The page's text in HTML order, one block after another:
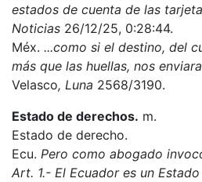
estados de cuenta de las
Noticias 26/12/25, 0:28:44.
Méx. ...como si el destino, del
más que las huellas, nos
Velasco, Luna 2568/3190.
Estado de derechos. m.
Estado de derecho.
Ecu. Pero como abogado
Art. 1.- El Ecuador es un